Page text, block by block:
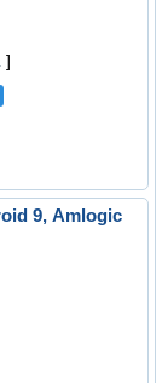
]
9, Amlogic